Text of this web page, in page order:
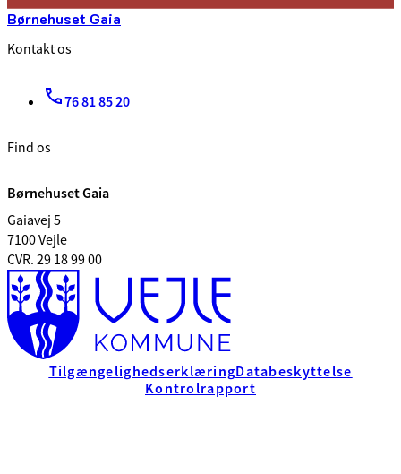
Børnehuset Gaia
Kontakt os
76 81 85 20
Find os
Børnehuset Gaia
Gaiavej 5
7100 Vejle
CVR. 29 18 99 00
TilgængelighedserklæringDatabeskyttelse
Kontrolrapport